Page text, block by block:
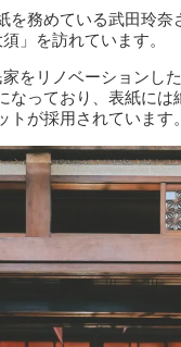
を務めている武田玲
」を訪れています。
家をリノベーションし
なっており、表紙に
が採用されています。